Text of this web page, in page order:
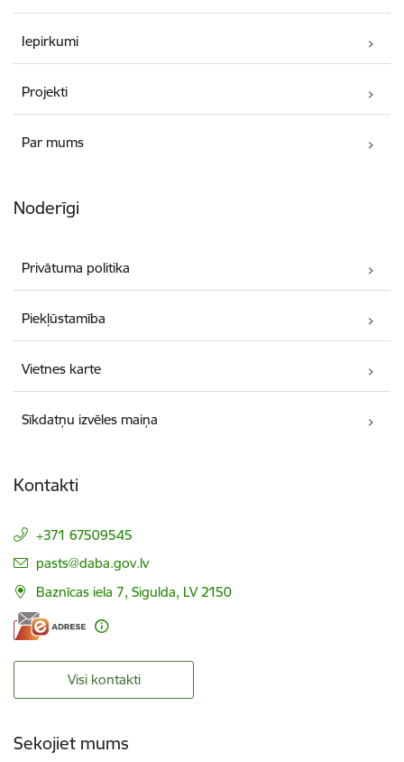
Iepirkumi
Projekti
Par mums
Noderīgi
Privātuma politika
Piekļūstamība
Vietnes karte
Sīkdatņu izvēles maiņa
Kontakti
+371 67509545
E-pasts:
pasts@daba.gov.lv
Baznīcas iela 7, Sigulda, LV 2150
Visi kontakti
Sekojiet mums